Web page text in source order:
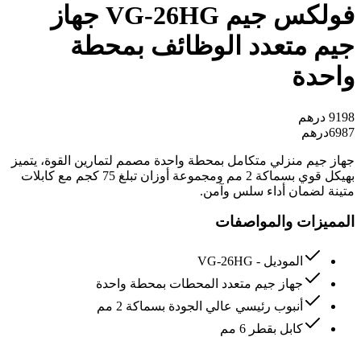
فولكس جيم VG-26HG جهاز
جيم متعدد الوظائف بمحطة
واحدة
9198 درهم
6987درهم
جهاز جيم منزلي متكامل بمحطة واحدة مصمم لتمارين القوة، يتميز
بهيكل قوي بسماكة 2 مم ومجموعة أوزان تبلغ 75 كجم مع كابلات
متينة لضمان أداء سلس وآمن.
المميزات والمواصفات
الموديل - VG-26HG
جهاز جيم متعدد المحطات بمحطة واحدة
أنبوب رئيسي عالي الجودة بسماكة 2 مم
كابل بقطر 6 مم